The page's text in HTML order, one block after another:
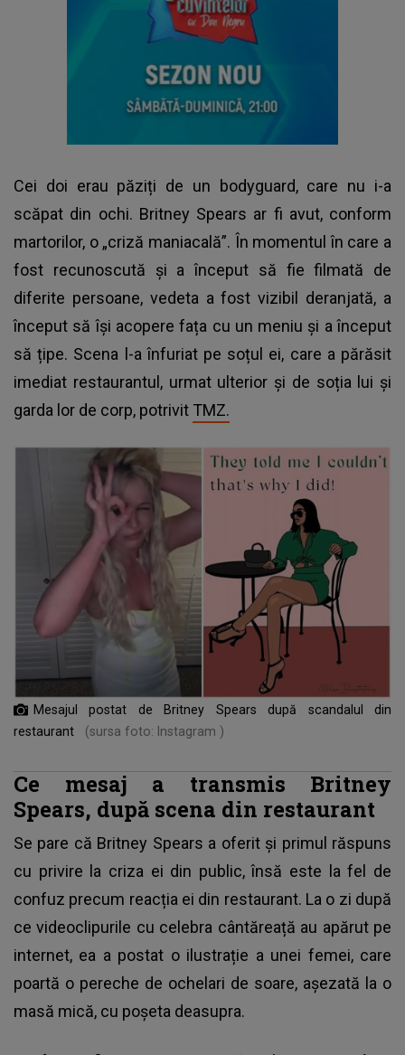
Cei doi erau păziți de un bodyguard, care nu i-a
scăpat din ochi. Britney Spears ar fi avut, conform
martorilor, o „criză maniacală”. În momentul în care a
fost recunoscută și a început să fie filmată de
diferite persoane, vedeta a fost vizibil deranjată, a
început să își acopere fața cu un meniu și a început
să țipe. Scena l-a înfuriat pe soțul ei, care a părăsit
imediat restaurantul, urmat ulterior și de soția lui și
garda lor de corp, potrivit TMZ.
Mesajul postat de Britney Spears după scandalul din
restaurant
(sursa foto: Instagram )
Ce mesaj a transmis Britney
Spears, după scena din restaurant
Se pare că Britney Spears a oferit și primul răspuns
cu privire la criza ei din public, însă este la fel de
confuz precum reacția ei din restaurant. La o zi după
ce videoclipurile cu celebra cântăreață au apărut pe
internet, ea a postat o ilustrație a unei femei, care
poartă o pereche de ochelari de soare, așezată la o
masă mică, cu poșeta deasupra.